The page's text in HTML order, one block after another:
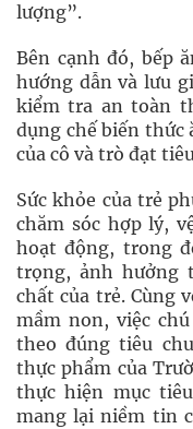
lượng”.
Bên cạnh đó, bếp
hướng dẫn và lưu
kiểm tra an toàn
dụng chế biến thức
của cô và trò đạt
Sức khỏe của trẻ
chăm sóc hợp lý,
hoạt động, trong
trọng, ảnh hưởng
chất của trẻ. Cùng
mầm non, việc
theo đúng tiêu
thực phẩm của
thực hiện mục
mang lại niềm tin